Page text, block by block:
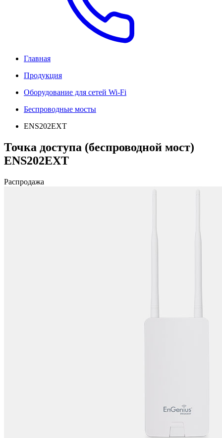
Главная
Продукция
Оборудование для сетей Wi-Fi
Беспроводные мосты
ENS202EXT
Точка доступа (беспроводной мост)
ENS202EXT
Распродажа